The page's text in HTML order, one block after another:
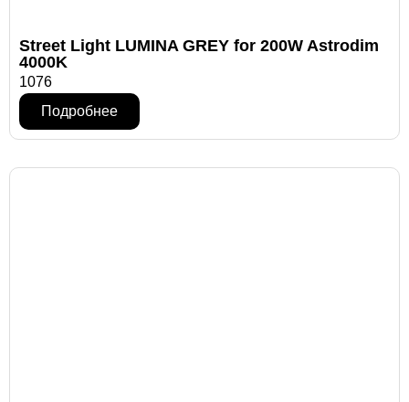
Street Light LUMINA GREY for 200W Astrodim
4000K
1076
Подробнее